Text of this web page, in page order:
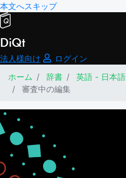
本文へスキップ
DiQt
法人様向け
ログイン
ホーム
辞書 英語 - 日本語
審査中の編集